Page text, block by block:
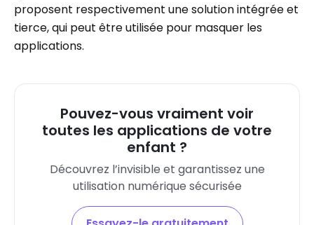
proposent respectivement une solution intégrée et
tierce, qui peut être utilisée pour masquer les
applications.
Pouvez-vous vraiment voir
toutes les applications de votre
enfant ?
Découvrez l’invisible et garantissez une
utilisation numérique sécurisée